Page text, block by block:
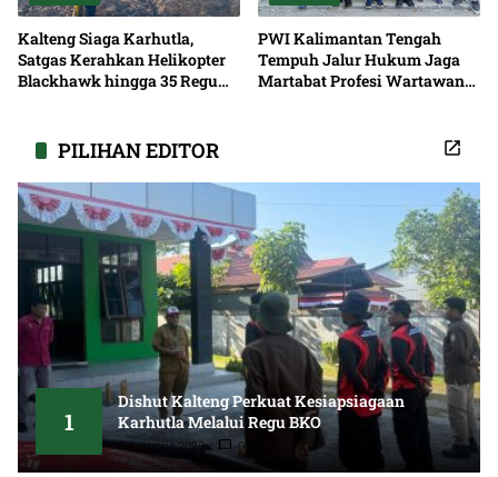
Kalteng Siaga Karhutla,
Satgas Kerahkan Helikopter
Blackhawk hingga 35 Regu
PWI Kalimantan Tengah
Tempuh Jalur Hukum Jaga
Martabat Profesi Wartawan
PILIHAN EDITOR
1
Dishut Kalteng Perkuat Kesiapsiagaan
Karhutla Melalui Regu BKO
5 Agustus 2026 0